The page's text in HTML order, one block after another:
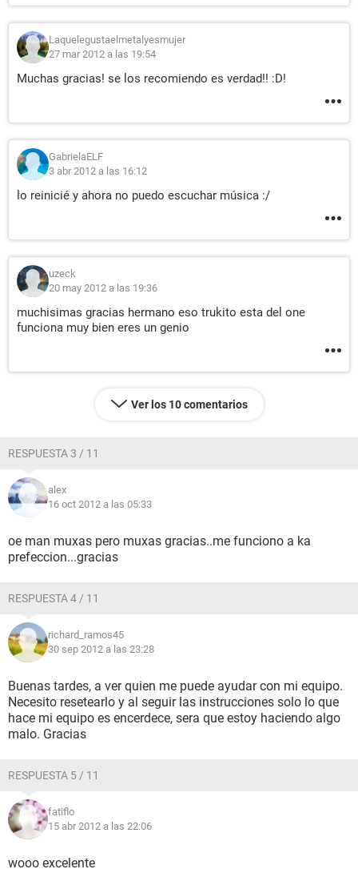
Laquelegustaelmetalyesmujer
27 mar 2012 a las 19:54
Muchas gracias! se los recomiendo es verdad!! :D!
GabrielaELF
3 abr 2012 a las 16:12
lo reinicié y ahora no puedo escuchar música :/
uzeck
20 may 2012 a las 19:36
muchisimas gracias hermano eso trukito esta del one
funciona muy bien eres un genio
Ver los 10 comentarios
RESPUESTA 3 / 11
alex
16 oct 2012 a las 05:33
oe man muxas pero muxas gracias..me funciono a ka
prefeccion...gracias
RESPUESTA 4 / 11
richard_ramos45
30 sep 2012 a las 23:28
Buenas tardes, a ver quien me puede ayudar con mi equipo.
Necesito resetearlo y al seguir las instrucciones solo lo que
hace mi equipo es encerdece, sera que estoy haciendo algo
malo. Gracias
RESPUESTA 5 / 11
fatiflo
15 abr 2012 a las 22:06
wooo excelente